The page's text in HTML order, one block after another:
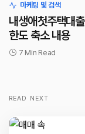
마케팅 및 검색
내생애첫주택대
한도 축소 내용
7 Min Read
READ NEXT